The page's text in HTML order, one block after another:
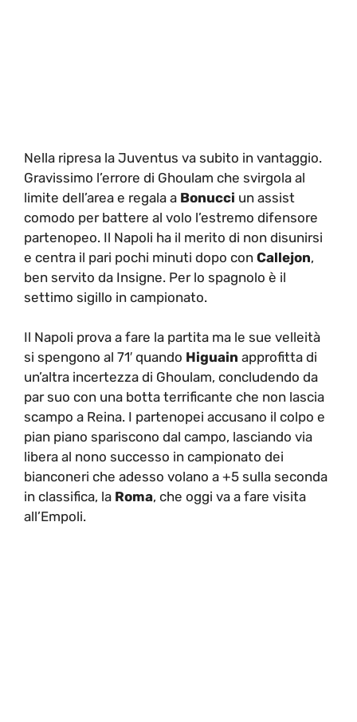
Nella ripresa la Juventus va subito in vantaggio.
Gravissimo l’errore di Ghoulam che svirgola al
limite dell’area e regala a Bonucci un assist
comodo per battere al volo l’estremo difensore
partenopeo. Il Napoli ha il merito di non disunirsi
e centra il pari pochi minuti dopo con Callejon,
ben servito da Insigne. Per lo spagnolo è il
settimo sigillo in campionato.
Il Napoli prova a fare la partita ma le sue velleità
si spengono al 71′ quando Higuain approfitta di
un’altra incertezza di Ghoulam, concludendo da
par suo con una botta terrificante che non lascia
scampo a Reina. I partenopei accusano il colpo e
pian piano spariscono dal campo, lasciando via
libera al nono successo in campionato dei
bianconeri che adesso volano a +5 sulla seconda
in classifica, la Roma, che oggi va a fare visita
all’Empoli.